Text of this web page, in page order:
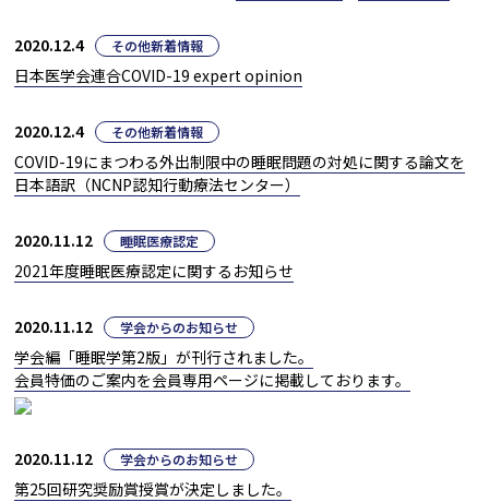
2020.12.4 その他新着情報
日本医学会連合COVID-19 expert opinion
2020.12.4 その他新着情報
COVID-19にまつわる外出制限中の睡眠問題の対処に関する論文を
日本語訳（NCNP認知行動療法センター）
2020.11.12 睡眠医療認定
2021年度睡眠医療認定に関するお知らせ
2020.11.12 学会からのお知らせ
学会編「睡眠学第2版」が刊行されました。
会員特価のご案内を会員専用ページに掲載しております。
2020.11.12 学会からのお知らせ
第25回研究奨励賞授賞が決定しました。